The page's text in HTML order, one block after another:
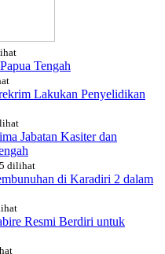
Tengah
Lakukan Penyelidikan
Jabatan Kasiter dan
dilihat
di Karadiri 2 dalam
Resmi Berdiri untuk